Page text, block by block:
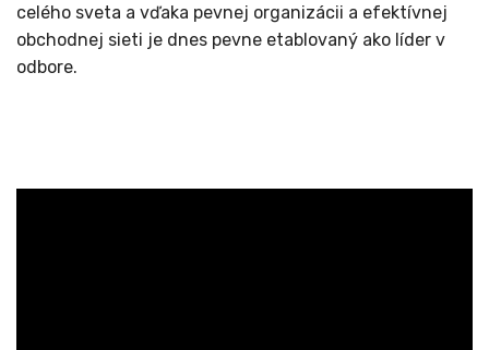
celého sveta a vďaka pevnej organizácii a efektívnej
obchodnej sieti je dnes pevne etablovaný ako líder v
odbore.